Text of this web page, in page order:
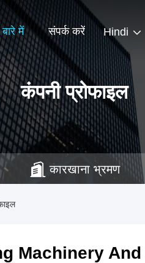
बारे में संपर्क करें Hindi
कंपनी प्रोफाइल
कारखाना भ्रमण
Machinery